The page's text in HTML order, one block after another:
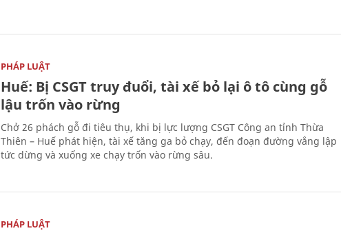
PHÁP LUẬT
Huế: Bị CSGT truy đuổi, tài xế bỏ lại ô tô cùng gỗ
lậu trốn vào rừng
Chở 26 phách gỗ đi tiêu thụ, khi bị lực lượng CSGT Công an tỉnh Thừa
Thiên – Huế phát hiện, tài xế tăng ga bỏ chạy, đến đoạn đường vắng lập
tức dừng và xuống xe chạy trốn vào rừng sâu.
PHÁP LUẬT